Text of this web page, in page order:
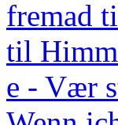
fremad
til
e - Vær